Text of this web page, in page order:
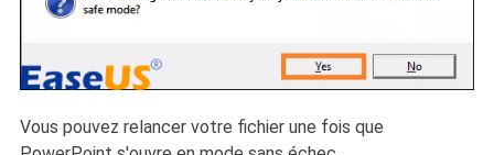
Vous pouvez relancer votre fichier une fois que